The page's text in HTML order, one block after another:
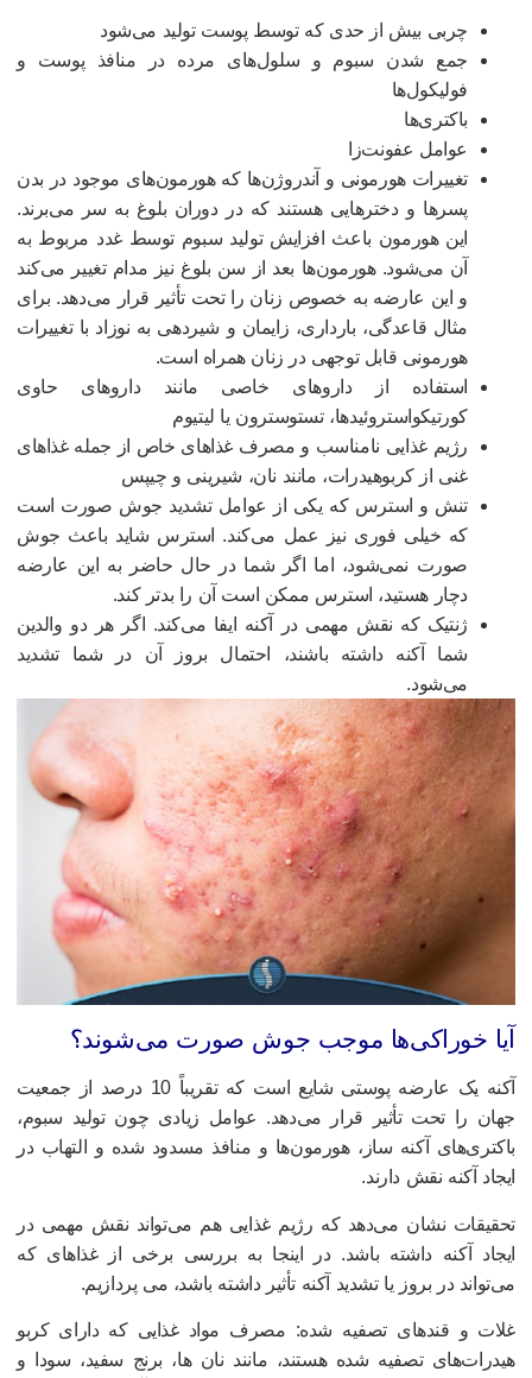
چربی بیش از حدی که توسط پوست تولید می‌شود
جمع شدن سبوم و سلول‌های مرده در منافذ پوست و
فولیکول‌ها
باکتری‌ها
عوامل عفونت‌زا
تغییرات هورمونی و آندروژن‌ها که هورمون‌های موجود در بدن
پسرها و دخترهایی هستند که در دوران بلوغ به سر می‌برند.
این هورمون باعث افزایش تولید سبوم توسط غدد مربوط به
آن می‌شود. هورمون‌ها بعد از سن بلوغ نیز مدام تغییر می‌کند
و این عارضه به خصوص زنان را تحت تأثیر قرار می‌دهد. برای
مثال قاعدگی، بارداری، زایمان و شیردهی به نوزاد با تغییرات
هورمونی قابل توجهی در زنان همراه است.
استفاده از داروهای خاصی مانند داروهای حاوی
کورتیکواستروئیدها، تستوسترون یا لیتیوم
رژیم غذایی نامناسب و مصرف غذاهای خاص از جمله غذاهای
غنی از کربوهیدرات، مانند نان، شیرینی و چیپس
تنش و استرس که یکی از عوامل تشدید جوش صورت است
که خیلی فوری نیز عمل می‌کند. استرس شاید باعث جوش
صورت نمی‌شود، اما اگر شما در حال حاضر به این عارضه
دچار هستید، استرس ممکن است آن را بدتر کند.
ژنتیک که نقش مهمی در آکنه ایفا می‌کند. اگر هر دو والدین
شما آکنه داشته باشند، احتمال بروز آن در شما تشدید
می‌شود.
خوراکی‌ها موجب جوش صورت می‌شوند؟
آکنه یک عارضه پوستی شایع است که تقریباً 10 درصد از جمعیت
را تحت تأثیر قرار می‌دهد. عوامل زیادی چون تولید سبوم،
آکنه ساز، هورمون‌ها و منافذ مسدود شده و التهاب در
آکنه نقش دارند.
نشان می‌دهد که رژیم غذایی هم می‌تواند نقش مهمی در
آکنه داشته باشد. در اینجا به بررسی برخی از غذاهای که
در بروز یا تشدید آکنه تأثیر داشته باشد، می پردازیم.
و قندهای تصفیه شده: مصرف مواد غذایی که دارای کربو
تصفیه شده هستند، مانند نان ها، برنج سفید، سودا و